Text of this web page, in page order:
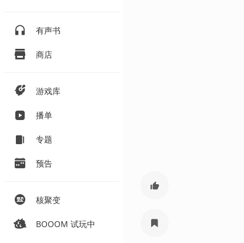
有声书
商店
游戏库
播单
专题
预告
核聚变
BOOOM 试玩中